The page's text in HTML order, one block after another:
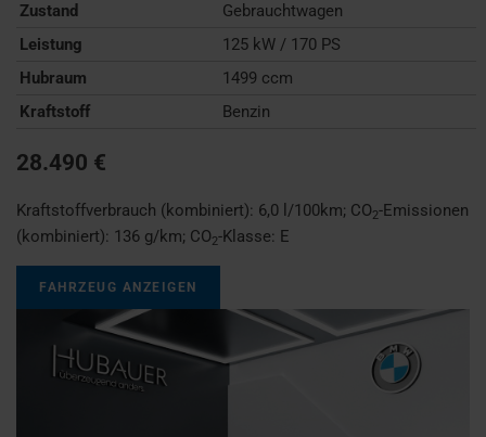
Zustand
Gebrauchtwagen
Leistung
125 kW / 170 PS
Hubraum
1499 ccm
Kraftstoff
Benzin
28.490 €
Kraftstoffverbrauch (kombiniert): 6,0 l/100km; CO2-Emissionen
(kombiniert): 136 g/km; CO2-Klasse: E
FAHRZEUG ANZEIGEN